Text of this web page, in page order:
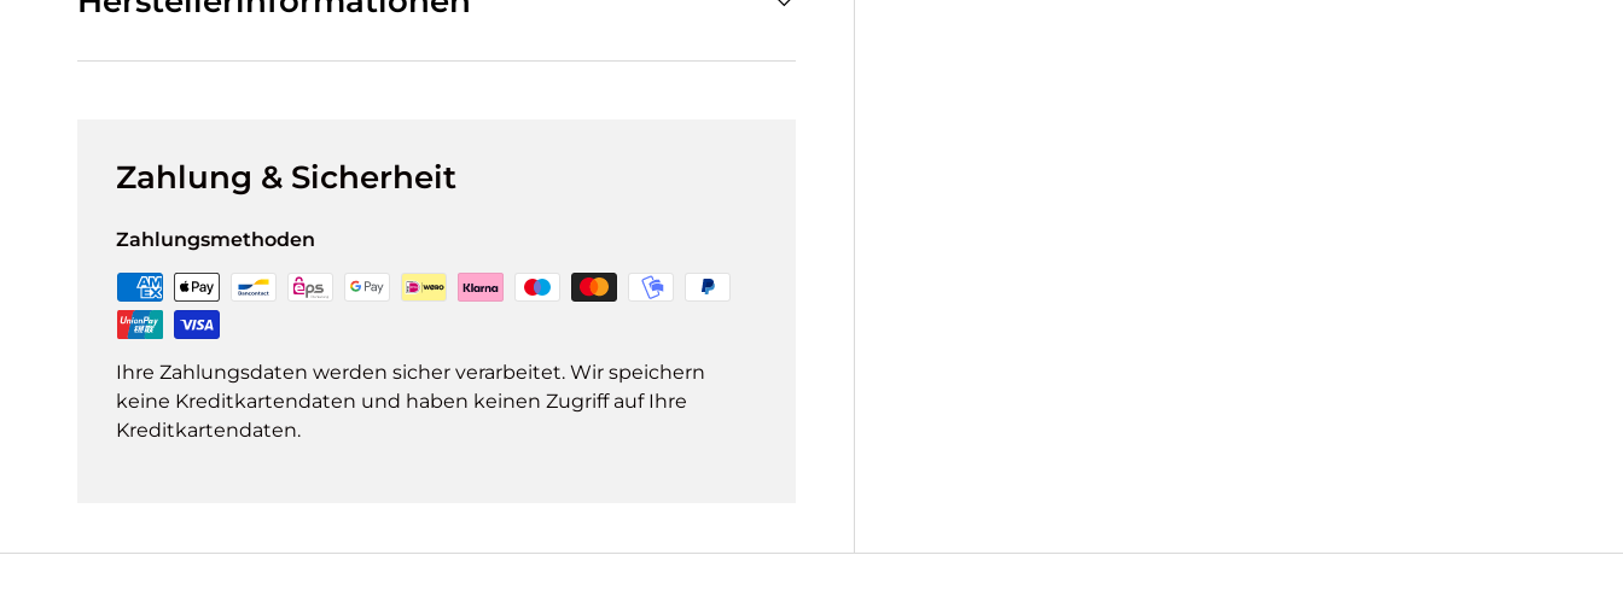
Zahlung & Sicherheit
Zahlungsmethoden
Ihre Zahlungsdaten werden sicher verarbeitet. Wir speichern
keine Kreditkartendaten und haben keinen Zugriff auf Ihre
Kreditkartendaten.